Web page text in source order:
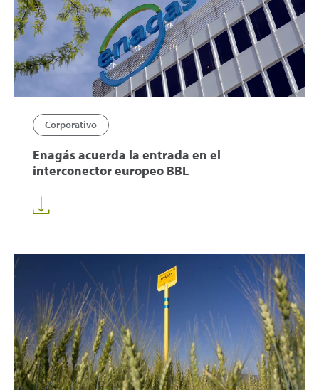
Corporativo
Enagás acuerda la entrada en el
interconector europeo BBL